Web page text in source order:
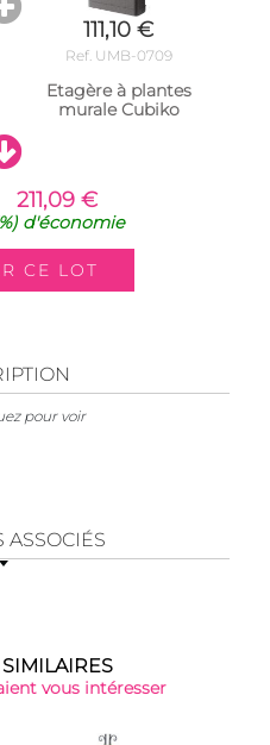
111,10 €
Ref. UMB-0709
Etagère à plantes
murale Cubiko
211,09 €
d'économie
pour voir
ASSOCIÉS
vous intéresser